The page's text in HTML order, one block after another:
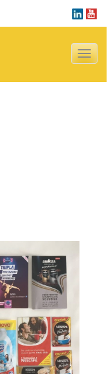
Navigazione